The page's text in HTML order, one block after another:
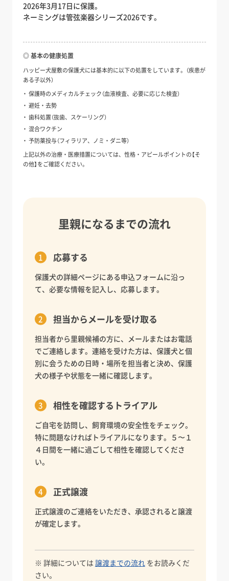
2026年3月17日に保護。
ネーミングは管弦楽器シリーズ2026です。
◎ 基本の健康処置
ハッピー犬屋敷の保護犬には基本的に以下の処置をしています。（疾患が
ある子以外）
保護時のメディカルチェック（血液検査、必要に応じた検査）
避妊・去勢
歯科処置（抜歯、スケーリング）
混合ワクチン
予防薬投与（フィラリア、ノミ・ダニ等）
上記以外の治療・医療措置については、性格・アピールポイントの【そ
の他】をご確認ください。
里親になるまでの流れ
応募する
保護犬の詳細ページにある申込フォームに沿っ
て、必要な情報を記入し、応募します。
担当からメールを受け取る
担当者から里親候補の方に、メールまたはお電話
でご連絡します。連絡を受けた方は、保護犬と個
別に会うための日時・場所を担当者と決め、保護
犬の様子や状態を一緒に確認します。
相性を確認するトライアル
ご自宅を訪問し、飼育環境の安全性をチェック。
特に問題なければトライアルになります。５〜１
４日間を一緒に過ごして相性を確認してくださ
い。
正式譲渡
正式譲渡のご連絡をいただき、承認されると譲渡
が確定します。
※ 詳細については 譲渡までの流れをお読みくだ
さい。